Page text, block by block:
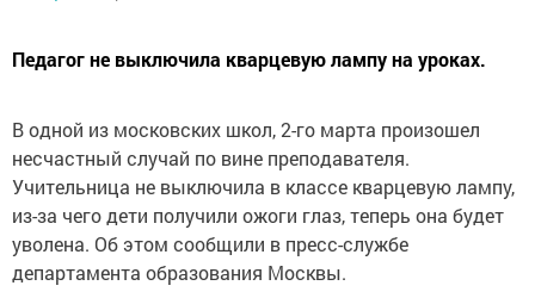
Педагог не выключила кварцевую лампу на уроках.
В одной из московских школ, 2-го марта произошел
несчастный случай по вине преподавателя.
Учительница не выключила в классе кварцевую лампу,
из-за чего дети получили ожоги глаз, теперь она будет
уволена. Об этом сообщили в пресс-службе
департамента образования Москвы.